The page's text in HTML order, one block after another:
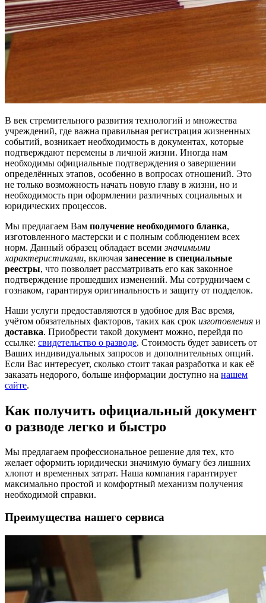
В век стремительного развития технологий и множества
учреждений, где важна правильная регистрация жизненных
событий, возникает необходимость в документах, которые
подтверждают перемены в личной жизни. Иногда нам
необходимы официальные подтверждения о завершении
определённых этапов, особенно в вопросах отношений. Это
не только возможность начать новую главу в жизни, но и
необходимость при оформлении различных социальных и
юридических процессов.
Мы предлагаем Вам получение необходимого бланка,
изготовленного мастерски и с полным соблюдением всех
норм. Данный образец обладает всемизначимыми
характеристиками, включая занесение в специальные
реестры, что позволяет рассматривать его как законное
подтверждение прошедших изменений. Мы сотрудничаем с
гознаком, гарантируя оригинальность и защиту от подделок.
Наши услуги предоставляются в удобное для Вас время,
учётом обязательных факторов, таких как срок изготовления и
доставка. Приобрести такой документ можно, перейдя по
ссылке: свидетельство о разводе. Стоимость будет зависеть от
Ваших индивидуальных запросов и дополнительных опций.
Если Вас интересует, сколько стоит такая разработка и как её
заказать недорого, больше информации доступно на нашем
сайте.
Как получить официальный документ
о разводе легко и быстро
Мы предлагаем профессиональное решение для тех, кто
желает оформить юридически значимую бумагу без лишних
хлопот и временных затрат. Наша компания гарантирует
максимально простой и комфортный механизм получения
необходимой справки.
Преимущества нашего сервиса